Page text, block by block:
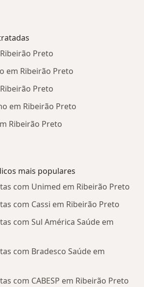
Preto
em Ribeirão Preto
Preto
em Ribeirão Preto
Ribeirão Preto
mais populares
com Unimed em Ribeirão Preto
com Cassi em Ribeirão Preto
com Sul América Saúde em
com Bradesco Saúde em
com CABESP em Ribeirão Preto